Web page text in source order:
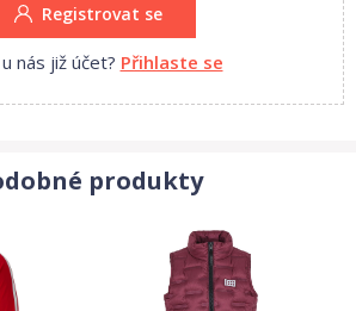
Registrovat se
nás již účet? Přihlaste se
produkty